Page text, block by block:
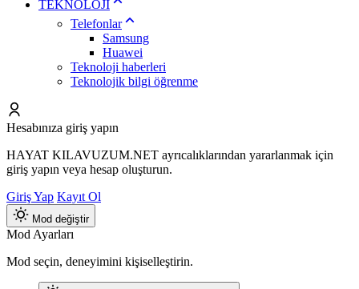
TEKNOLOJİ
Telefonlar
Samsung
Huawei
Teknoloji haberleri
Teknolojik bilgi öğrenme
Hesabınıza giriş yapın
HAYAT KILAVUZUM.NET ayrıcalıklarından yararlanmak için
giriş yapın veya hesap oluşturun.
Giriş Yap Kayıt Ol
Mod değiştir
Mod Ayarları
Mod seçin, deneyimini kişiselleştirin.